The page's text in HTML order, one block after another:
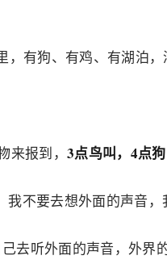
有狗、有鸡、有湖泊，
报到， 3点鸟叫，4点
不要去想外面的声音
去听外面的声音，外